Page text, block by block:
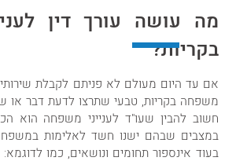
מה עושה עורך דין
בקריות?
אם עד היום מעולם לא פניתם לקבלת שירותיו
משפחה בקריות, טבעי שתרצו לדעת דבר או
חשוב להבין שעו"ד לענייני משפחה הוא
במצבים שבהם ישנו חשד לאלימות
בעוד אינספור תחומים ונושאים, כמו לדוגמא: